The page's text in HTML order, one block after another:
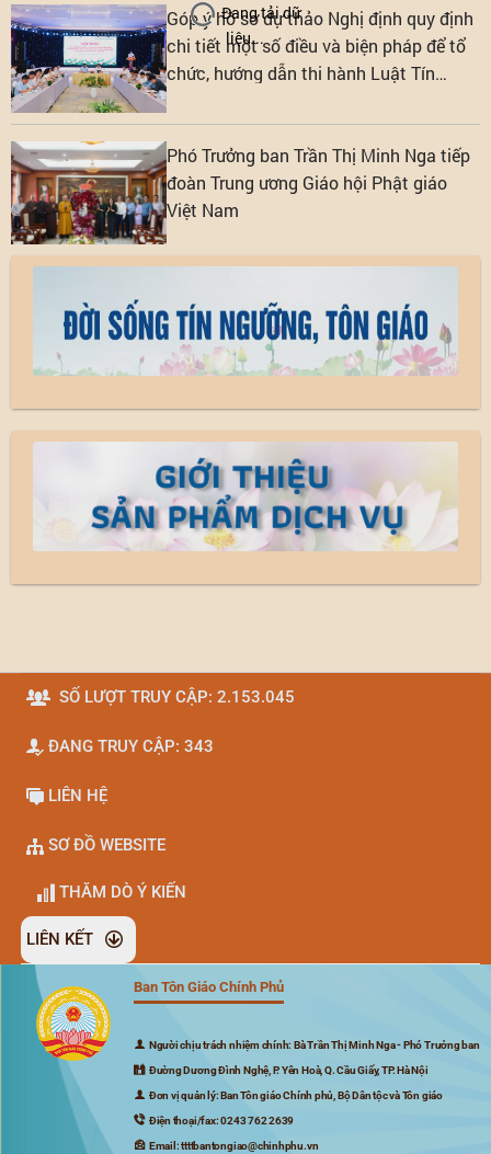
Góp ý hồ sơ dự thảo Nghị định quy định
chi tiết một số điều và biện pháp để tổ
chức, hướng dẫn thi hành Luật Tín
Phó Trưởng ban Trần Thị Minh Nga tiếp
đoàn Trung ương Giáo hội Phật giáo
Việt Nam
SỐ LƯỢT TRUY CẬP: 2.153.045
ĐANG TRUY CẬP: 343
LIÊN HỆ
SƠ ĐỒ WEBSITE
THĂM DÒ Ý KIẾN
LIÊN KẾT
Ban Tôn Giáo Chính Phủ
Người chịu trách nhiệm chính: Bà Trần Thị Minh Nga - Phó Trưởng ban
Đường Dương Đình Nghệ, P. Yên Hoà, Q. Cầu Giấy, TP. Hà Nội
Đơn vị quản lý: Ban Tôn giáo Chính phủ, Bộ Dân tộc và Tôn giáo
Điện thoại/fax: 0243 762 2639
Email: ttttbantongiao@chinhphu.vn
Đã kết nối EMC
Đang tải dữ
liệu...